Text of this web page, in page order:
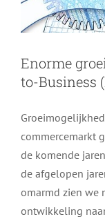
Enorme
to-Business
commercemarkt
de komende
de afgelopen
omarmd zien we
ontwikkeling